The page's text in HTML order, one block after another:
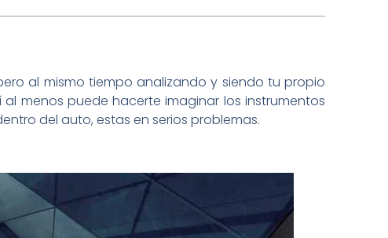
al mismo tiempo analizando y siendo tu propio
menos puede hacerte imaginar los instrumentos
del auto, estas en serios problemas.